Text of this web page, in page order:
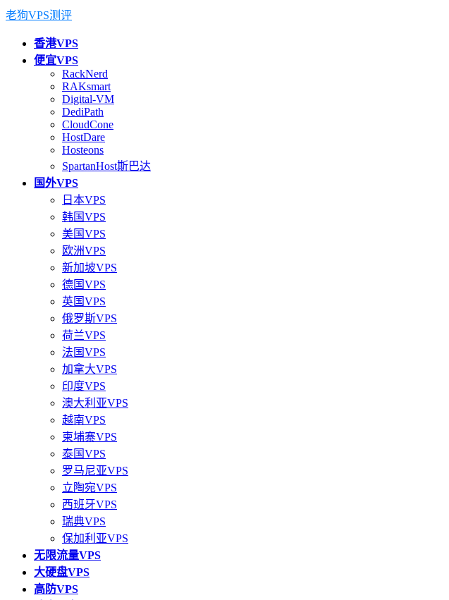
老狗VPS测评
香港VPS
便宜VPS
RackNerd
RAKsmart
Digital-VM
DediPath
CloudCone
HostDare
Hosteons
SpartanHost斯巴达
国外VPS
日本VPS
韩国VPS
美国VPS
欧洲VPS
新加坡VPS
德国VPS
英国VPS
俄罗斯VPS
荷兰VPS
法国VPS
加拿大VPS
印度VPS
澳大利亚VPS
越南VPS
柬埔寨VPS
泰国VPS
罗马尼亚VPS
立陶宛VPS
西班牙VPS
瑞典VPS
保加利亚VPS
无限流量VPS
大硬盘VPS
高防VPS